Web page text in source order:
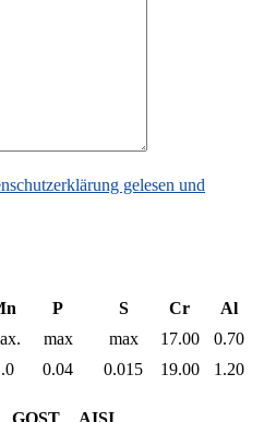
gelesen und
P S Cr
Al
max max 17.00
0.70
0.04 0.015 19.00
1.20